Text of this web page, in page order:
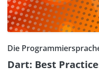
Die
Dart: Best